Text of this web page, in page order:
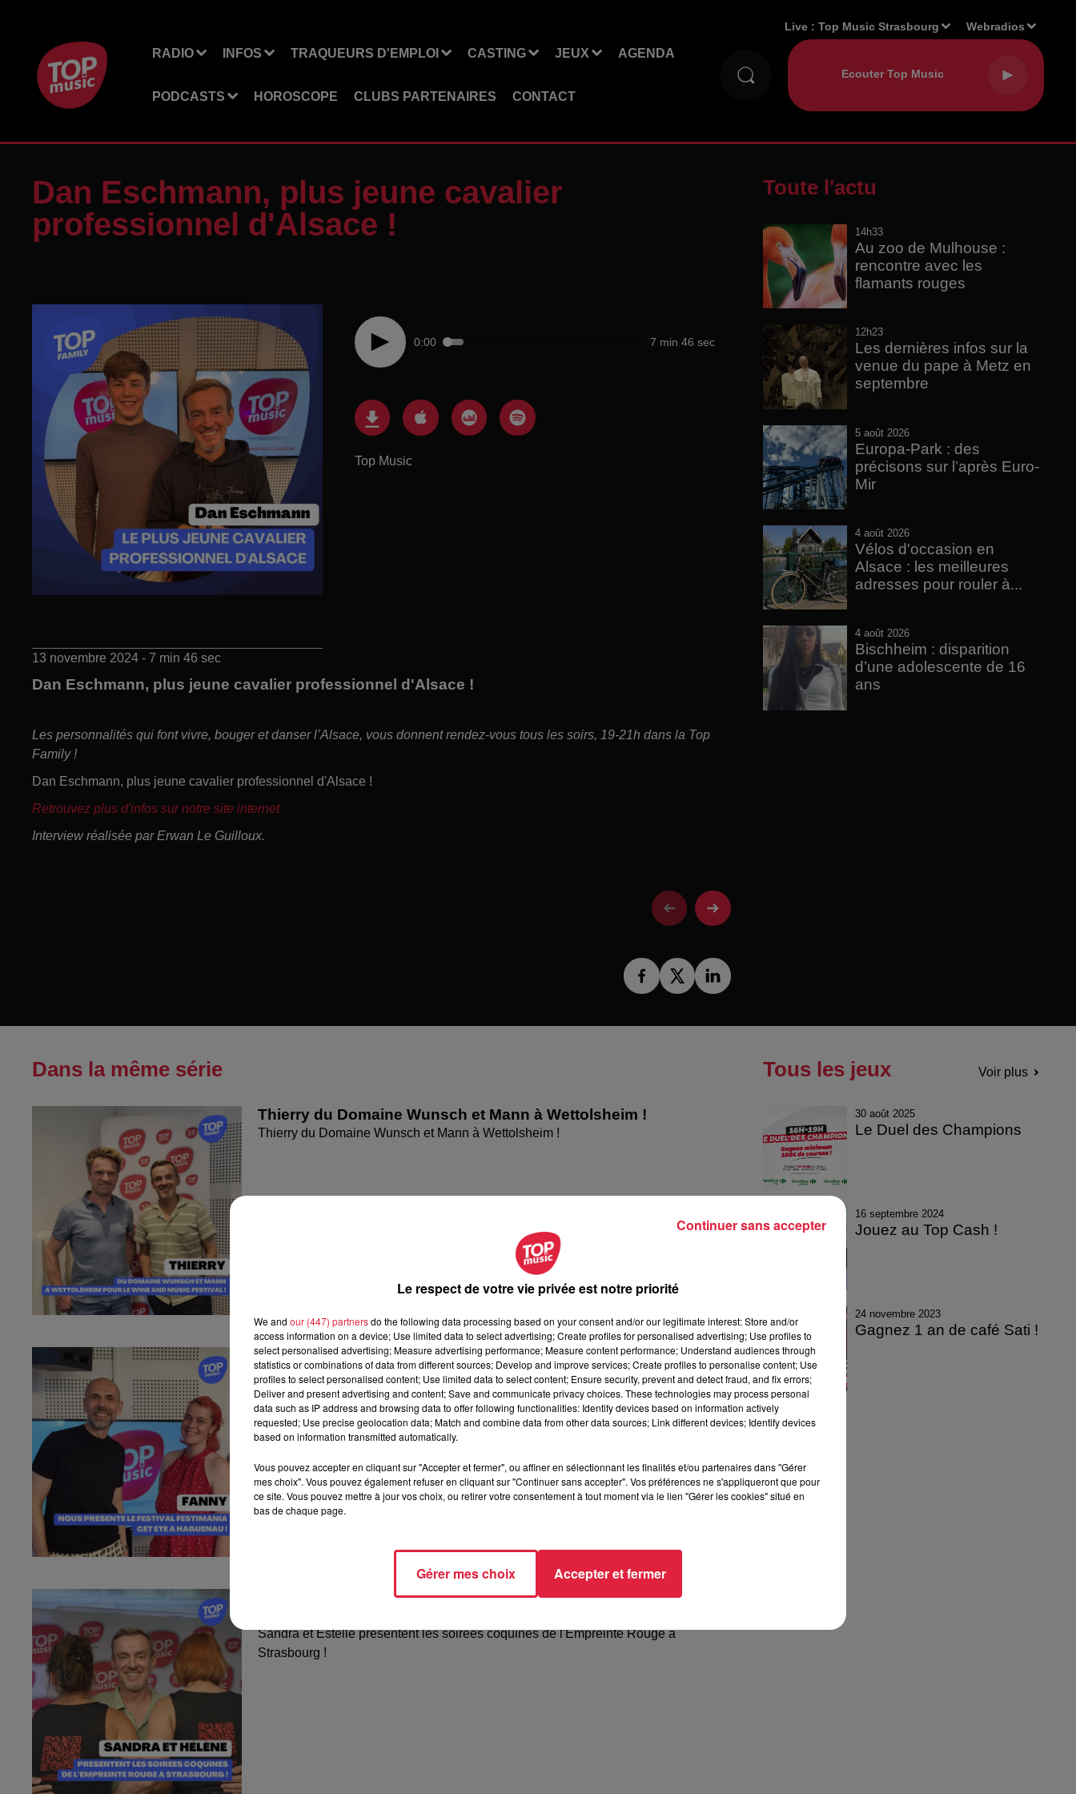
RADIO INFOS TRAQUEURS D'EMPLOI CASTING JEUX AGENDA
PODCASTS HOROSCOPE CLUBS PARTENAIRES CONTACT
Live :Top Music Strasbourg Webradios
Dan Eschmann, plus jeune cavalier
professionnel d'Alsace !
0:00 7 min 46 sec
Top Music
13 novembre 2024 - 7 min 46 sec
Dan Eschmann, plus jeune cavalier professionnel d'Alsace !
Les personnalités qui font vivre, bouger et danser l’Alsace, vous donnent rendez-vous tous les soirs, 19-21h dans la Top
Family !
Dan Eschmann, plus jeune cavalier professionnel d'Alsace !
Retrouvez plus d'infos sur notre site internet
Interview réalisée par Erwan Le Guilloux.
Toute l'actu
14h33
Au zoo de Mulhouse :
rencontre avec les
flamants rouges
12h23
Les dernières infos sur la
venue du pape à Metz en
septembre
5 août 2026
Europa-Park : des
précisons sur l’après Euro-
Mir
4 août 2026
Vélos d'occasion en
Alsace : les meilleures
adresses pour rouler à...
4 août 2026
Bischheim : disparition
d’une adolescente de 16
ans
Dans la même série
Thierry du Domaine Wunsch et Mann à Wettolsheim !
Thierry du Domaine Wunsch et Mann à Wettolsheim !
Fanny nous présente le festival Festimania !
Fanny nous présente le festival Festimania !
Sandra et Estelle présentent les soirées coquines de
Sandra et Estelle présentent les soirées coquines de l'Empreinte Rouge à
Strasbourg !
Tous les jeux Voir plus
30 août 2025
Le Duel des Champions
16 septembre 2024
Jouez au Top Cash !
24 novembre 2023
Gagnez 1 an de café Sati !
Le respect de votre vie privée est notre priorité
We and our (447) partnersdo the following data processing based on your consent and/or our legitimate interest: Store and/or
access information on a device; Use limited data to select advertising; Create profiles for personalised advertising; Use profiles to
select personalised advertising; Measure advertising performance; Measure content performance; Understand audiences through
statistics or combinations of data from different sources; Develop and improve services; Create profiles to personalise content; Use
profiles to select personalised content; Use limited data to select content; Ensure security, prevent and detect fraud, and fix errors;
Deliver and present advertising and content; Save and communicate privacy choices. These technologies may process personal
data such as IP address and browsing data to offer following functionalities: Identify devices based on information actively
requested; Use precise geolocation data; Match and combine data from other data sources; Link different devices; Identify devices
based on information transmitted automatically.
Vous pouvez accepter en cliquant sur "Accepter et fermer", ou affiner en sélectionnant les finalités et/ou partenaires dans "Gérer
mes choix". Vous pouvez également refuser en cliquant sur "Continuer sans accepter". Vos préférences ne s'appliqueront que pour
ce site. Vous pouvez mettre à jour vos choix, ou retirer votre consentement à tout moment via le lien "Gérer les cookies" situé en
bas de chaque page.
Gérer mes choix Accepter et fermer
Continuer sans accepter